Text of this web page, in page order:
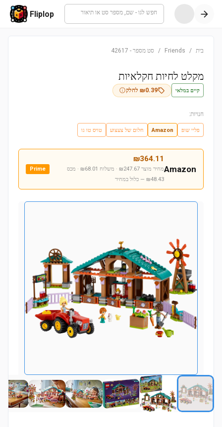
חפש לגו - שם, מספר סט או תיאור Fliplop
בית /
Friends
/ סט מספר -
42617
מקלט לחיות חקלאיות
קיים במלאי ₪0.39 לחלק
חנויות:
פליי שופ Amazon חלום של צעצוע טויס טו גו
Amazon
₪364.11
מחיר מוצר ₪247.67 · משלוח ₪68.01 · מכס
₪48.43 — כלול במחיר
Prime